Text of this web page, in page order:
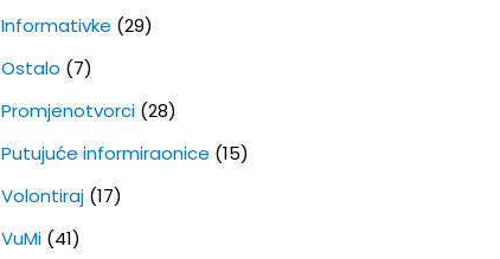
Informativke (29)
Ostalo (7)
Promjenotvorci(28)
Putujuće informiraonice (15)
Volontiraj(17)
VuMi(41)